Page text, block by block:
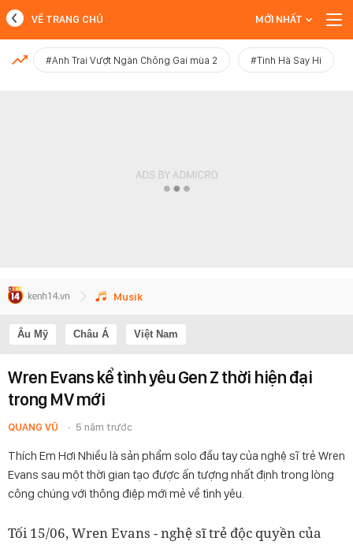
MỚI NHẤT
VỀ TRANG CHỦ MỚI NHẤT
#Anh Trai Vượt Ngàn Chông Gai mùa 2 #Tinh Hà Say Hi
Musik
Âu Mỹ Châu Á Việt Nam
Wren Evans kể tình yêu Gen Z thời hiện đại
trong MV mới
QUANG VŨ 5 năm trước
Thích Em Hơi Nhiều là sản phẩm solo đầu tay của nghệ sĩ trẻ Wren
Evans sau một thời gian tạo được ấn tượng nhất định trong lòng
công chúng với thông điệp mới mẻ về tình yêu.
Tối 15/06, Wren Evans - nghệ sĩ trẻ độc quyền của